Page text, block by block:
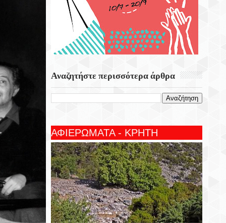
Αναζητήστε περισσότερα άρθρα
ΑΦΙΕΡΩΜΑΤΑ - ΚΡΗΤΗ